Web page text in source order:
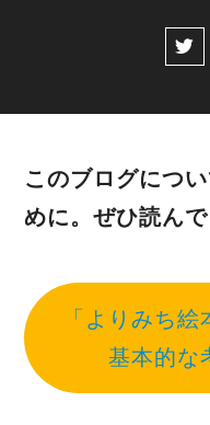
このブログにつ
めに。ぜひ読んで
「よりみち
基本的な